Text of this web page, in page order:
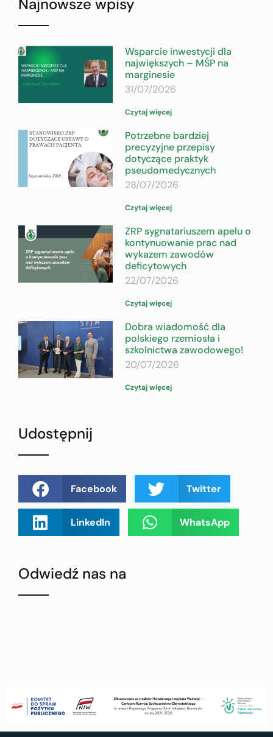
Najnowsze wpisy
Wsparcie inwestycji dla
największych – MŚP na
marginesie
31/07/2026
Czytaj więcej
Potrzebne bardziej
precyzyjne przepisy
dotyczące praktyk
pseudomedycznych
28/07/2026
Czytaj więcej
ZRP sygnatariuszem apelu o
kontynuowanie prac nad
wykazem zawodów
deficytowych
22/07/2026
Czytaj więcej
Dobra wiadomość dla
polskiego rzemiosła i
szkolnictwa zawodowego!
20/07/2026
Czytaj więcej
Udostępnij
Facebook Twitter
LinkedIn WhatsApp
Odwiedź nas na